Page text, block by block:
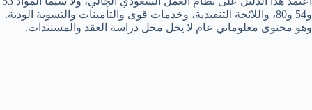
و54 و80، واللائحة التنفيذية، وخدمات قوى والتأمينات والتسوية الودية.
وهو محتوى معلوماتي عام لا يحل محل دراسة العقد والمستندات.